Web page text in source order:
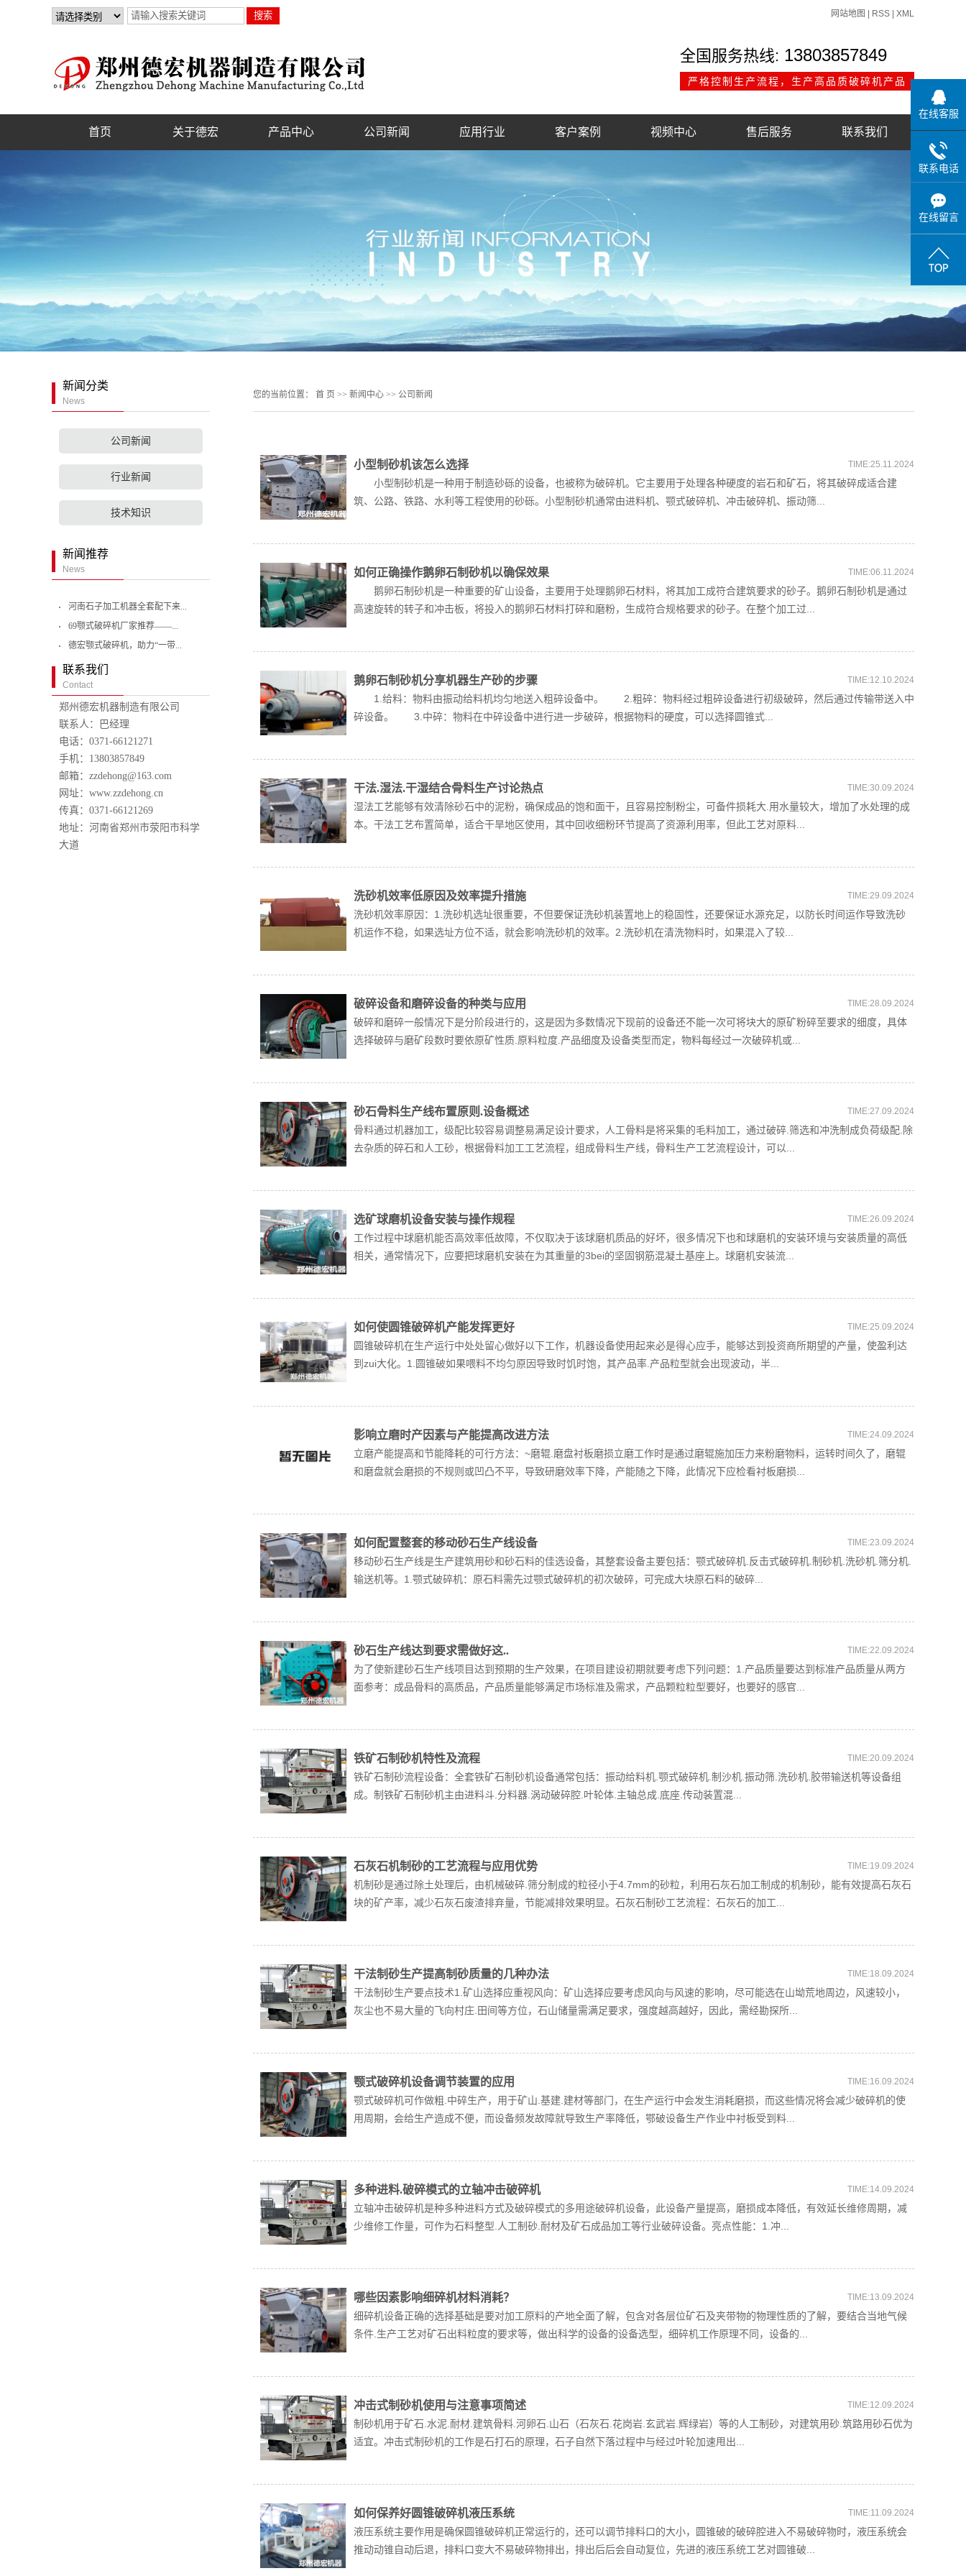
网站地图 RSS XML
全国服务热线: 13803857849
严格控制生产流程，生产高品质破碎机产品
首页 关于德宏
联系我们
产品中心 公司新闻 应用行业 客户案例 视频中心 售后服务 联系我们
新闻分类
News
公司新闻
行业新闻
技术知识
新闻推荐
News
河南石子加工机器全套配下来...
69颚式破碎机厂家推荐——...
德宏颚式破碎机，助力“一带...
联系我们
Contact
郑州德宏机器制造有限公司
联系人：巴经理
电话：0371-66121271
手机：13803857849
邮箱：zzdehong@163.com
网址：www.zzdehong.cn
传真：0371-66121269
地址：河南省郑州市荥阳市科学
大道
您的当前位置： 首 页 >> 新闻中心 >> 公司新闻
小型制砂机该怎么选择 TIME:25.11.2024
小型制砂机是一种用于制造砂砾的设备，也被称为破碎机。它主要用于处理各种硬度的岩石和矿石，将其破碎成适合建
筑、公路、铁路、水利等工程使用的砂砾。小型制砂机通常由进料机、颚式破碎机、冲击破碎机、振动筛...
如何正确操作鹅卵石制砂机以确保效果 TIME:06.11.2024
鹅卵石制砂机是一种重要的矿山设备，主要用于处理鹅卵石材料，将其加工成符合建筑要求的砂子。鹅卵石制砂机是通过
高速旋转的转子和冲击板，将投入的鹅卵石材料打碎和磨粉，生成符合规格要求的砂子。在整个加工过...
鹅卵石制砂机分享机器生产砂的步骤 TIME:12.10.2024
1.给料：物料由振动给料机均匀地送入粗碎设备中。 2.粗碎：物料经过粗碎设备进行初级破碎，然后通过传输带送入中
碎设备。 3.中碎：物料在中碎设备中进行进一步破碎，根据物料的硬度，可以选择圆锥式...
干法.湿法.干湿结合骨料生产讨论热点 TIME:30.09.2024
湿法工艺能够有效清除砂石中的泥粉，确保成品的饱和面干，且容易控制粉尘，可备件损耗大.用水量较大，增加了水处理的成
本。干法工艺布置简单，适合干旱地区使用，其中回收细粉环节提高了资源利用率，但此工艺对原料...
洗砂机效率低原因及效率提升措施 TIME:29.09.2024
洗砂机效率原因：1.洗砂机选址很重要，不但要保证洗砂机装置地上的稳固性，还要保证水源充足，以防长时间运作导致洗砂
机运作不稳，如果选址方位不适，就会影响洗砂机的效率。2.洗砂机在清洗物料时，如果混入了较...
破碎设备和磨碎设备的种类与应用 TIME:28.09.2024
破碎和磨碎一般情况下是分阶段进行的，这是因为多数情况下现前的设备还不能一次可将块大的原矿粉碎至要求的细度，具体
选择破碎与磨矿段数时要依原矿性质.原料粒度.产品细度及设备类型而定，物料每经过一次破碎机或...
砂石骨料生产线布置原则.设备概述 TIME:27.09.2024
骨料通过机器加工，级配比较容易调整易满足设计要求，人工骨料是将采集的毛料加工，通过破碎.筛选和冲洗制成负荷级配.除
去杂质的碎石和人工砂，根据骨料加工工艺流程，组成骨料生产线，骨料生产工艺流程设计，可以...
选矿球磨机设备安装与操作规程 TIME:26.09.2024
工作过程中球磨机能否高效率低故障，不仅取决于该球磨机质品的好坏，很多情况下也和球磨机的安装环境与安装质量的高低
相关，通常情况下，应要把球磨机安装在为其重量的3bei的坚固钢筋混凝土基座上。球磨机安装流...
如何使圆锥破碎机产能发挥更好 TIME:25.09.2024
圆锥破碎机在生产运行中处处留心做好以下工作，机器设备使用起来必是得心应手，能够达到投资商所期望的产量，使盈利达
到zui大化。1.圆锥破如果喂料不均匀原因导致时饥时饱，其产品率.产品粒型就会出现波动，半...
影响立磨时产因素与产能提高改进方法 TIME:24.09.2024
立磨产能提高和节能降耗的可行方法：~磨辊.磨盘衬板磨损立磨工作时是通过磨辊施加压力来粉磨物料，运转时间久了，磨辊
和磨盘就会磨损的不规则或凹凸不平，导致研磨效率下降，产能随之下降，此情况下应检看衬板磨损...
如何配置整套的移动砂石生产线设备 TIME:23.09.2024
移动砂石生产线是生产建筑用砂和砂石料的佳选设备，其整套设备主要包括：颚式破碎机.反击式破碎机.制砂机.洗砂机.筛分机.
输送机等。1.颚式破碎机：原石料需先过颚式破碎机的初次破碎，可完成大块原石料的破碎...
砂石生产线达到要求需做好这.. TIME:22.09.2024
为了使新建砂石生产线项目达到预期的生产效果，在项目建设初期就要考虑下列问题：1.产品质量要达到标准产品质量从两方
面参考：成品骨料的高质品，产品质量能够满足市场标准及需求，产品颗粒粒型要好，也要好的感官...
铁矿石制砂机特性及流程 TIME:20.09.2024
铁矿石制砂流程设备：全套铁矿石制砂机设备通常包括：振动给料机.颚式破碎机.制沙机.振动筛.洗砂机.胶带输送机等设备组
成。制铁矿石制砂机主由进料斗.分料器.涡动破碎腔.叶轮体.主轴总成.底座.传动装置混...
石灰石机制砂的工艺流程与应用优势 TIME:19.09.2024
机制砂是通过除土处理后，由机械破碎.筛分制成的粒径小于4.7mm的砂粒，利用石灰石加工制成的机制砂，能有效提高石灰石
块的矿产率，减少石灰石废渣排弃量，节能减排效果明显。石灰石制砂工艺流程：石灰石的加工...
干法制砂生产提高制砂质量的几种办法 TIME:18.09.2024
干法制砂生产要点技术1.矿山选择应重视风向：矿山选择应要考虑风向与风速的影响，尽可能选在山坳荒地周边，风速较小，
灰尘也不易大量的飞向村庄.田间等方位，石山储量需满足要求，强度越高越好，因此，需经勘探所...
颚式破碎机设备调节装置的应用 TIME:16.09.2024
颚式破碎机可作做粗.中碎生产，用于矿山.基建.建材等部门，在生产运行中会发生消耗磨损，而这些情况将会减少破碎机的使
用周期，会给生产造成不便，而设备频发故障就导致生产率降低，鄂破设备生产作业中衬板受到料...
多种进料.破碎模式的立轴冲击破碎机 TIME:14.09.2024
立轴冲击破碎机是种多种进料方式及破碎模式的多用途破碎机设备，此设备产量提高，磨损成本降低，有效延长维修周期，减
少维修工作量，可作为石料整型.人工制砂.耐材及矿石成品加工等行业破碎设备。亮点性能：1.冲...
哪些因素影响细碎机材料消耗？ TIME:13.09.2024
细碎机设备正确的选择基础是要对加工原料的产地全面了解，包含对各层位矿石及夹带物的物理性质的了解，要结合当地气候
条件.生产工艺对矿石出料粒度的要求等，做出科学的设备的设备选型，细碎机工作原理不同，设备的...
冲击式制砂机使用与注意事项简述 TIME:12.09.2024
制砂机用于矿石.水泥.耐材.建筑骨料.河卵石.山石（石灰石.花岗岩.玄武岩.辉绿岩）等的人工制砂，对建筑用砂.筑路用砂石优为
适宜。冲击式制砂机的工作是石打石的原理，石子自然下落过程中与经过叶轮加速甩出...
如何保养好圆锥破碎机液压系统 TIME:11.09.2024
液压系统主要作用是确保圆锥破碎机正常运行的，还可以调节排料口的大小，圆锥破的破碎腔进入不易破碎物时，液压系统会
推动动锥自动后退，排料口变大不易破碎物排出，排出后后会自动复位，先进的液压系统工艺对圆锥破...
在线客服
联系电话
在线留言